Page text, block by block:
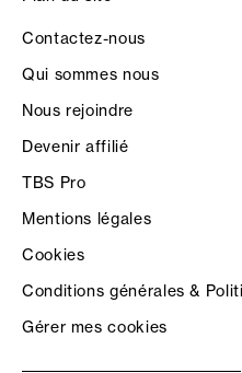
Contactez-nous
Qui sommes nous
Nous rejoindre
Devenir affilié
TBS Pro
Mentions légales
Cookies
Conditions générales &
Gérer mes cookies